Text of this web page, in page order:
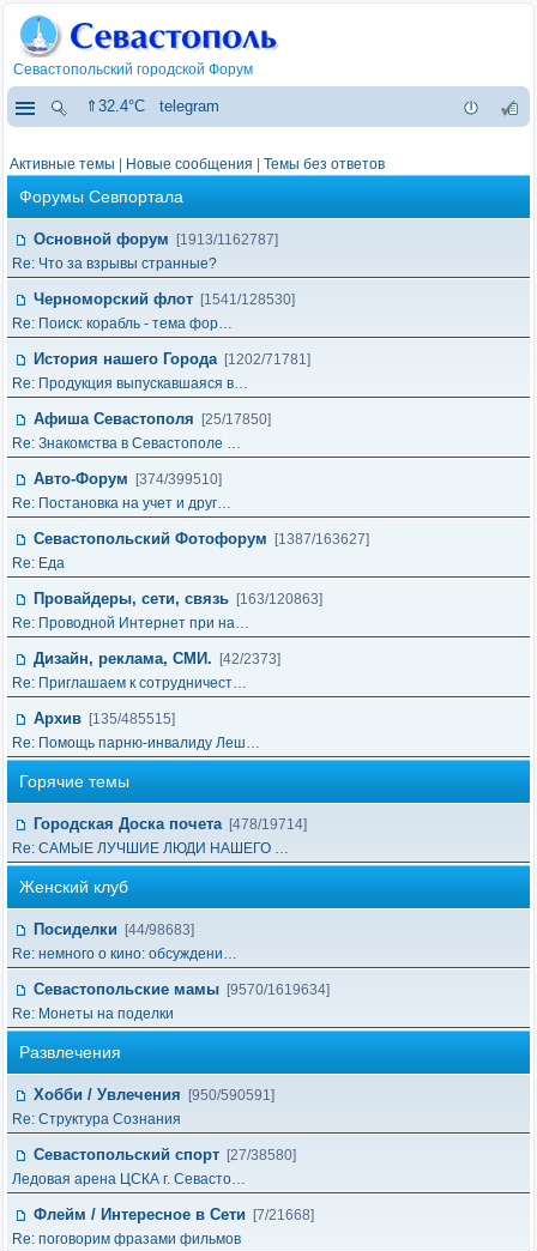
Севастопольский городской Форум
⇑32.4°C telegram
Активные темы Новые сообщения Темы без ответов
Форумы Севпортала
Основной форум
[1913/1162787]
Re: Что за взрывы странные?
Черноморский флот [1541/128530]
Re: Поиск: корабль - тема фор…
История нашего Города [1202/71781]
Re: Продукция выпускавшаяся в…
Афиша Севастополя
[25/17850]
Re: Знакомства в Севастополе …
Авто-Форум
[374/399510]
Re: Постановка на учет и друг…
Севастопольский Фотофорум
[1387/163627]
Re: Еда
Провайдеры, сети, связь [163/120863]
Re: Проводной Интернет при на…
Дизайн, реклама, СМИ.
[42/2373]
Re: Приглашаем к сотрудничест…
Архив [135/485515]
Re: Помощь парню-инвалиду Леш…
Горячие темы
Городская Доска почета [478/19714]
Re: САМЫЕ ЛУЧШИЕ ЛЮДИ НАШЕГО …
Женский клуб
Посиделки
[44/98683]
Re: немного о кино: обсуждени…
Севастопольские мамы [9570/1619634]
Re: Монеты на поделки
Развлечения
Хобби / Увлечения
[950/590591]
Re: Структура Сознания
Севастопольский спорт [27/38580]
Ледовая арена ЦСКА г. Севасто…
Флейм / Интересное в Cети
[7/21668]
Re: поговорим фразами фильмов